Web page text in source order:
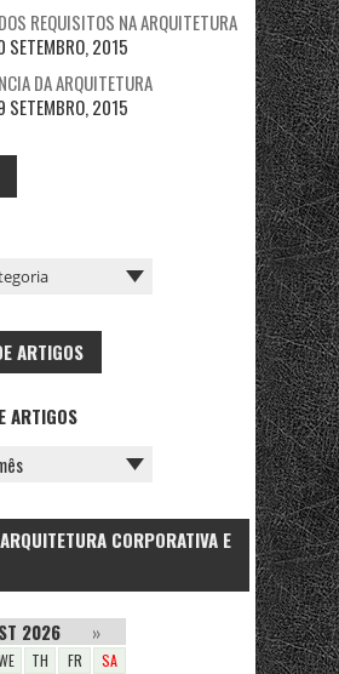
REQUISITOS NA ARQUITETURA
SETEMBRO, 2015
DA ARQUITETURA
SETEMBRO, 2015
ARTIGOS
ARTIGOS
CORPORATIVA E
2026 »
TH FR SA